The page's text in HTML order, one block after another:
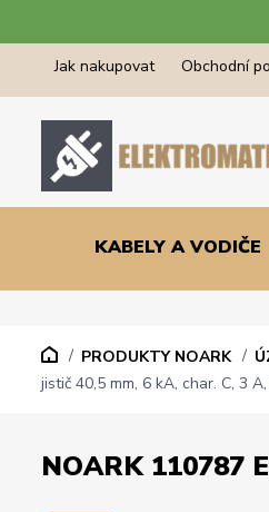
Jak nakupovat Obchodní
KABELY A VODIČE
PRODUKTY NOARK
jistič 40,5 mm, 6 kA, char. C, 3
NOARK 110787